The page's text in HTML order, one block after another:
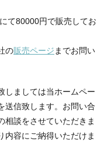
て80000円で販売してお
の販売ページ までお問い
しましては当ホームペー
送信致します。お問い合
相談をさせていただきま
内容にご納得いただけま